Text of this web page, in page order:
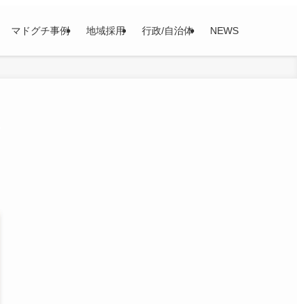
マドグチ事例 地域採用 行政/自治体 NEWS